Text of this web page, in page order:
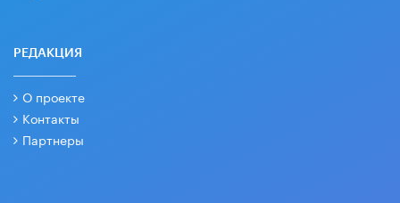
РЕДАКЦИЯ
О проекте
Контакты
Партнеры